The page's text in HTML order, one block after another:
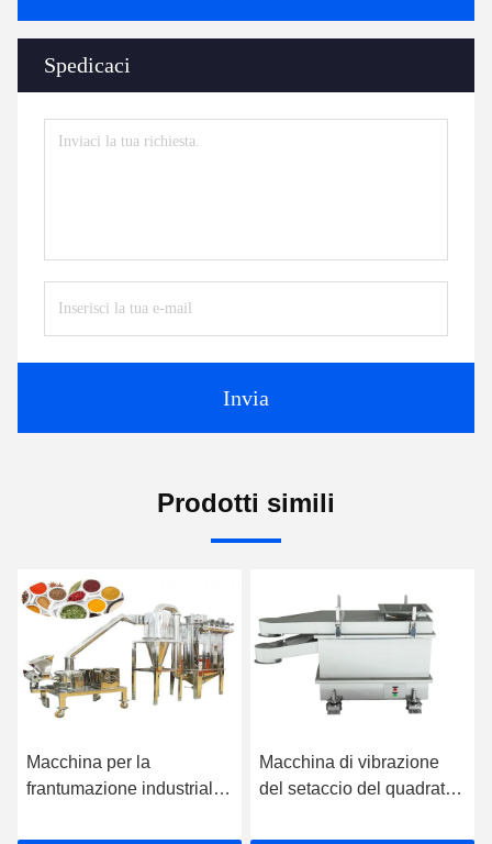
Spedicaci
Invia
Prodotti simili
Macchina di vibrazione
del setaccio del quadrato
i peperoncini rossi di 7,5
chilowatt 5300rpm